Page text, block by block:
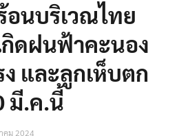
อนบริเวณไทย
ดฝนฟ้าคะนอง
และลูกเห็บตก
มี.ค.นี้
คม 2024